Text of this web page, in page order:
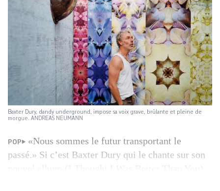
Baxter Dury, dandy underground, impose sa voix grave, brûlante et pleine de
morgue. ANDREAS NEUMANN
POP
«Nous sommes le futur transportant le
passé.» Si c’est Baxter Dury qui le chante sur son